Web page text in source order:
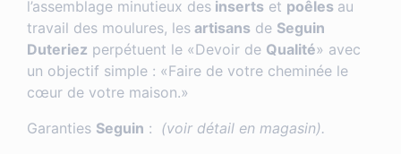
l’assemblage minutieux des inserts et poêles au
travail des moulures, les artisans de Seguin
Duteriez perpétuent le «Devoir de Qualité» avec
un objectif simple : «Faire de votre cheminée le
cœur de votre maison.»
Garanties Seguin : (voir détail en magasin).